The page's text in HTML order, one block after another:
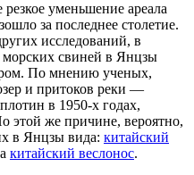
уменьшение ареала
за последнее столетие.
исследований, в
свиней в Янцзы
По мнению ученых,
и притоков реки —
в 1950-х годах,
этой же причине, вероятно,
в Янцзы вида: китайский
китайский веслонос.